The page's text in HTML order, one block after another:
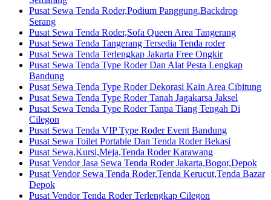
Pusat Sewa Tenda Roder,Podium Panggung,Backdrop
Serang
Pusat Sewa Tenda Roder,Sofa Queen Area Tangerang
Pusat Sewa Tenda Tangerang Tersedia Tenda roder
Pusat Sewa Tenda Terlengkap Jakarta Free Ongkir
Pusat Sewa Tenda Type Roder Dan Alat Pesta Lengkap
Bandung
Pusat Sewa Tenda Type Roder Dekorasi Kain Area Cibitung
Pusat Sewa Tenda Type Roder Tanah Jagakarsa Jaksel
Pusat Sewa Tenda Type Roder Tanpa Tiang Tengah Di
Cilegon
Pusat Sewa Tenda VIP Type Roder Event Bandung
Pusat Sewa Toilet Portable Dan Tenda Roder Bekasi
Pusat Sewa,Kursi,Meja,Tenda Roder Karawang
Pusat Vendor Jasa Sewa Tenda Roder Jakarta,Bogor,Depok
Pusat Vendor Sewa Tenda Roder,Tenda Kerucut,Tenda Bazar
Depok
Pusat Vendor Tenda Roder Terlengkap Cilegon